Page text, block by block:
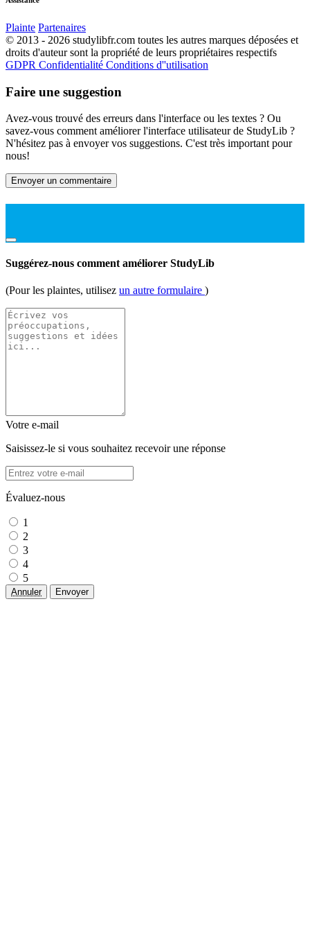
Plainte Partenaires
© 2013 - 2026 studylibfr.com toutes les autres marques déposées et
droits d'auteur sont la propriété de leurs propriétaires respectifs
GDPR Confidentialité Conditions d''utilisation
Faire une suggestion
Avez-vous trouvé des erreurs dans l'interface ou les textes ? Ou
savez-vous comment améliorer l'interface utilisateur de StudyLib ?
N'hésitez pas à envoyer vos suggestions. C'est très important pour
nous!
Envoyer un commentaire
Suggérez-nous comment améliorer StudyLib
(Pour les plaintes, utilisez un autre formulaire )
Votre e-mail
Saisissez-le si vous souhaitez recevoir une réponse
Évaluez-nous
1
2
3
4
5
Annuler Envoyer